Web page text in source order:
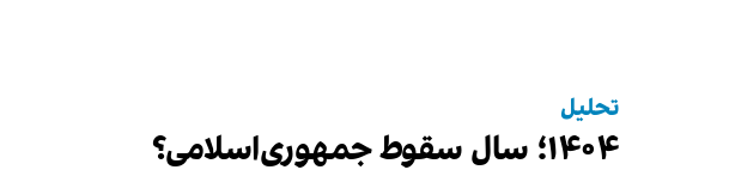
تحلیل
۱۴۰۴؛ سال سقوط جمهوری‌اسلامی؟